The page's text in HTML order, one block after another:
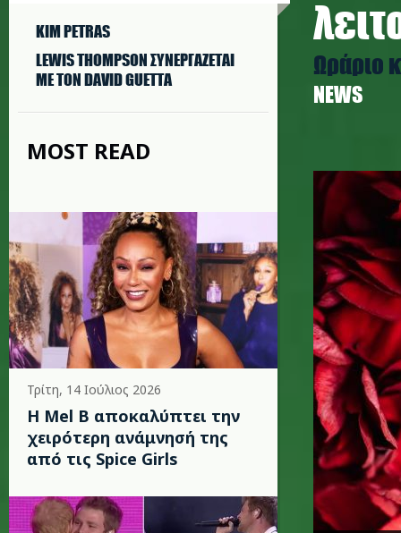
KIM PETRAS
LEWIS THOMPSON ΣΥΝΕΡΓAΖΕΤΑΙ
ΜΕ ΤΟΝ DAVID GUETTA
MOST READ
Τρίτη, 14 Ιούλιος 2026
Η Mel B αποκαλύπτει την
χειρότερη ανάμνησή της
από τις Spice Girls
Ωράριο
NEWS